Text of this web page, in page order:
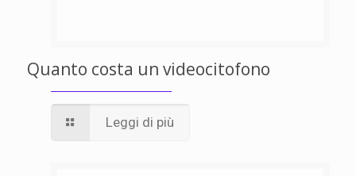
Quanto costa un videocitofono
Leggi di più